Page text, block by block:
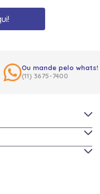
Ou mande pelo whats!
(11) 3675-7400